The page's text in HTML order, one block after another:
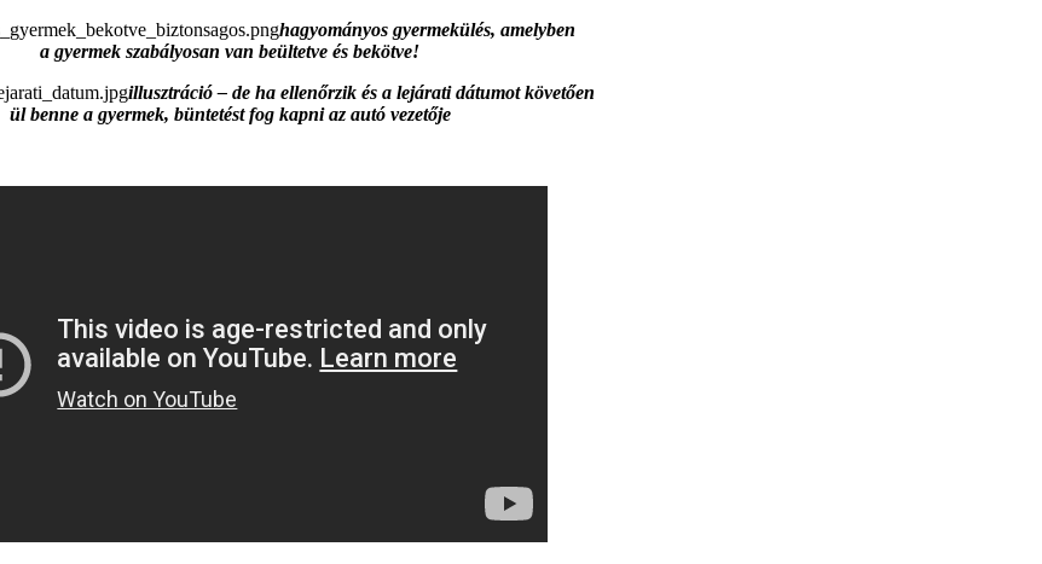
hagyományos gyermekülés, amelyben
a gyermek szabályosan van beültetve és bekötve!
illusztráció – de ha ellenőrzik és a lejárati dátumot követően
ül benne a gyermek, büntetést fog kapni az autó vezetője